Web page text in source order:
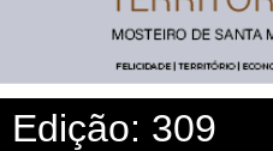
Edição: 309